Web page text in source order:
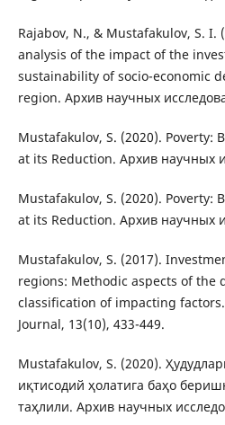
Rajabov, N., & Mustafakulov, S. I.
analysis of the impact of the
sustainability of socio-economic
region. Архив научных
Mustafakulov, S. (2020). Poverty:
at its Reduction. Архив научных
Mustafakulov, S. (2020). Poverty:
at its Reduction. Архив научных
Mustafakulov, S. (2017).
regions: Methodic aspects of the
classification of impacting
Journal, 13(10), 433-449.
Mustafakulov, S. (2020).
иқтисодий ҳолатига баҳо
таҳлили. Архив научных